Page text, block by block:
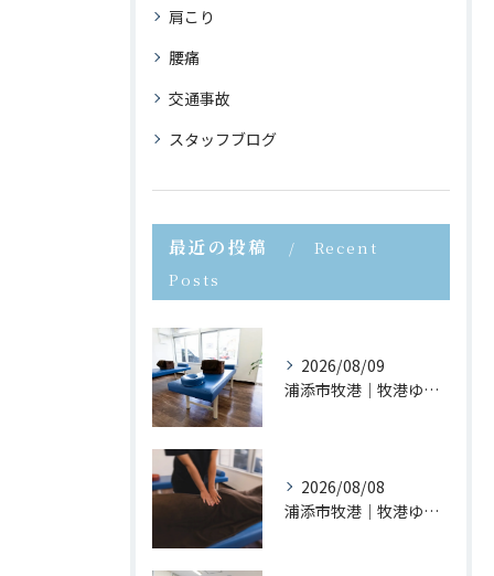
肩こり
腰痛
交通事故
スタッフブログ
最近の投稿
Recent
Posts
2026/08/09
浦添市牧港｜牧港ゆがみ鍼灸整骨院｜立ち上がる時に腰が痛い原因とは？
2026/08/08
浦添市牧港｜牧港ゆがみ鍼灸整骨院｜反り腰を放置するとどうなる？